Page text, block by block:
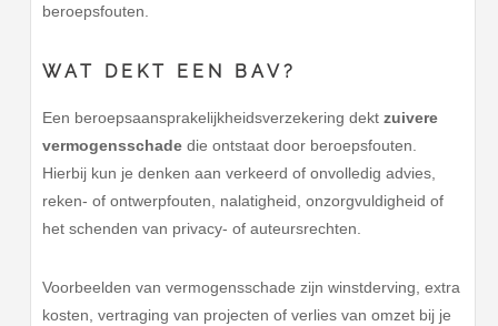
beroepsfouten.
WAT DEKT EEN BAV?
Een beroepsaansprakelijkheidsverzekering dektzuivere
vermogensschade die ontstaat door beroepsfouten.
Hierbij kun je denken aan verkeerd of onvolledig advies,
reken- of ontwerpfouten, nalatigheid, onzorgvuldigheid of
het schenden van privacy- of auteursrechten.
Voorbeelden van vermogensschade zijn winstderving, extra
kosten, vertraging van projecten of verlies van omzet bij je